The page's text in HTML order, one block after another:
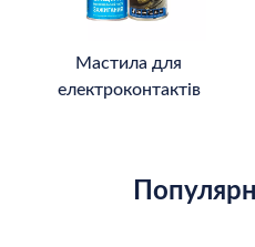
Мастила для
електроконтактів